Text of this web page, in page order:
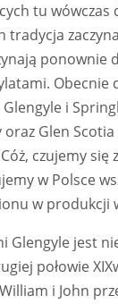
tu wówczas
tradycja
ponownie
Obecnie
i
Glen
czujemy się
w Polsce
w produkcji
Glengyle jest
połowie
i John